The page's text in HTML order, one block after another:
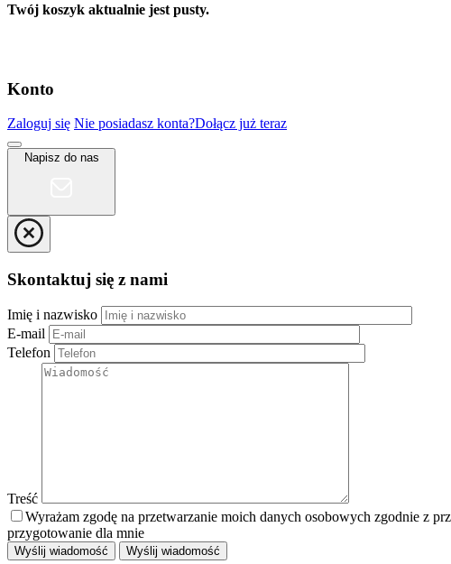
Twój koszyk aktualnie jest pusty.
Konto
Zaloguj się Nie posiadasz konta?Dołącz już teraz
Napisz do nas
Skontaktuj się z nami
Imię i nazwisko
E-mail
Telefon
Treść
Wyrażam zgodę na przetwarzanie moich danych osobowych zgodnie z
przygotowanie dla mnie
Wyślij wiadomość Wyślij wiadomość